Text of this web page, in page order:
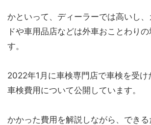
かといって、ディーラーでは高いし
ドや車用品店などは外車おことわり
す。
2022年1月に車検専門店で車検を受け
車検費用について公開しています。
かかった費用を解説しながら、でき